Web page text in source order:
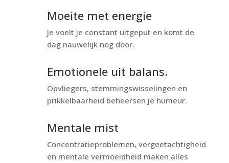
Moeite met energie
Je voelt je constant uitgeput en komt de
dag nauwelijk nog door.
Emotionele uit balans.
Opvliegers, stemmingswisselingen en
prikkelbaarheid beheersen je humeur.
Mentale mist
Concentratieproblemen, vergeetachtigheid
en mentale vermoeidheid maken alles